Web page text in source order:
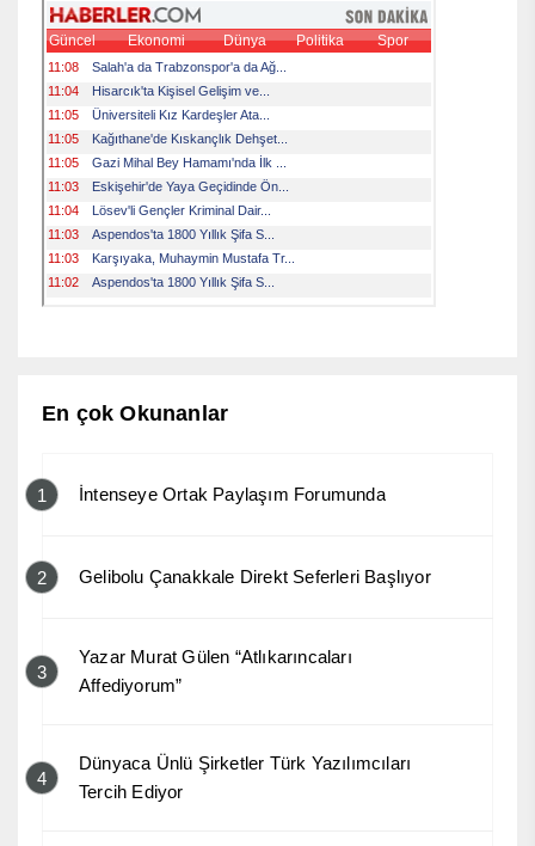
En çok Okunanlar
1 İntenseye Ortak Paylaşım Forumunda
2 Gelibolu Çanakkale Direkt Seferleri Başlıyor
3
Yazar Murat Gülen “Atlıkarıncaları
Affediyorum”
4
Dünyaca Ünlü Şirketler Türk Yazılımcıları
Tercih Ediyor